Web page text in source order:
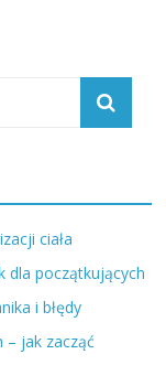
ciała
dla początkujących
i błędy
– jak zacząć